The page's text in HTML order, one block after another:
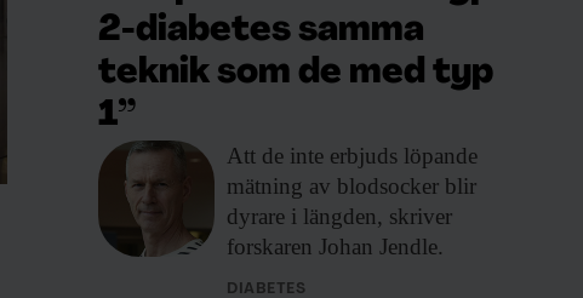
2-diabetes samma
teknik som de med typ
1”
Att de inte erbjuds löpande
mätning av blodsocker blir
dyrare i längden, skriver
forskaren Johan Jendle.
DIABETES